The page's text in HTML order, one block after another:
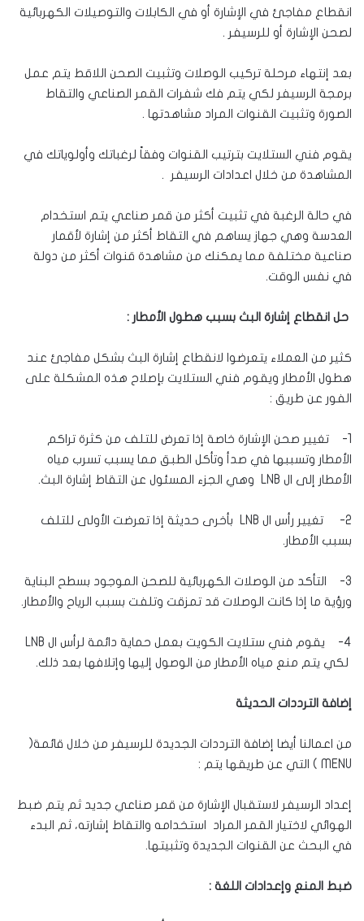
انقطاع مفاجئ في الإشارة أو في الكابلات والتوصيلات الكهربائية
لصحن الإشارة أو للرسيفر .
بعد إنتهاء مرحلة تركيب الوصلات وتثبيت الصحن اللاقط يتم عمل
برمجة الرسيفر لكي يتم فك شفرات القمر الصناعي والتقاط
الصورة وتثبيت القنوات المراد مشاهدتها .
يقوم فني الستلايت بترتيب القنوات وفقاً لرغباتك وأولوياتك في
المشاهدة من خلال اعدادات الرسيفر .
في حالة الرغبة في تثبيت أكثر من قمر صناعي يتم استخدام
العدسة وهي جهاز يساهم في التقاط أكثر من إشارة لأقمار
صناعية مختلفة مما يمكنك من مشاهدة قنوات أكثر من دولة
في نفس الوقت.
حل انقطاع إشارة البث بسبب هطول الأمطار :
كثير من العملاء يتعرضوا لانقطاع إشارة البث بشكل مفاجئ عند
هطول الأمطار ويقوم فني الستلايت بإصلاح هذه المشكلة على
الفور عن طريق :
1- تغيير صحن الإشارة خاصة إذا تعرض للتلف من كثرة تراكم
الأمطار وتسببها في صدأ وتأكل الطبق مما يسبب تسرب مياه
الأمطار إلى ال LNB وهي الجزء المسئول عن التقاط إشارة البث.
2- تغيير رأس ال LNB بأخرى حديثة إذا تعرضت الأولى للتلف
بسبب الأمطار.
3- التأكد من الوصلات الكهربائية للصحن الموجود بسطح البناية
ورؤية ما إذا كانت الوصلات قد تمزقت وتلفت بسبب الرياح والأمطار.
4- يقوم فني ستلايت الكويت بعمل حماية دائمة لرأس ال LNB
لكي يتم منع مياه الأمطار من الوصول إليها وإتلافها بعد ذلك.
إضافة الترددات الحديثة
من اعمالنا أيضا إضافة الترددات الجديدة للرسيفر من خلال قائمة(
MENU ) التي عن طريقها يتم :
إعداد الرسيفر لاستقبال الإشارة من قمر صناعي جديد ثم يتم ضبط
الهوائي لاختيار القمر المراد استخدامه والتقاط إشارته، ثم البدء
في البحث عن القنوات الجديدة وتثبيتها.
ضبط المنع وإعدادات اللغة :